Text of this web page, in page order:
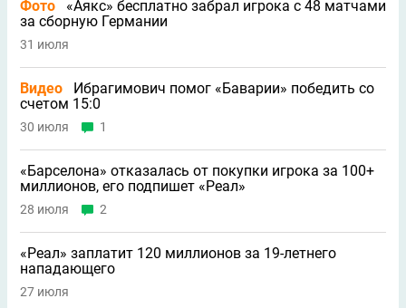
Фото
«Аякс» бесплатно забрал игрока с 48 матчами
за сборную Германии
31 июля
Видео
Ибрагимович помог «Баварии» победить со
счетом 15:0
30 июля 1
«Барселона» отказалась от покупки игрока за 100+
миллионов, его подпишет «Реал»
28 июля 2
«Реал» заплатит 120 миллионов за 19-летнего
нападающего
27 июля